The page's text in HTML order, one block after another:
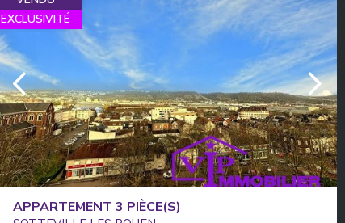
EXCLUSIVITÉ
APPARTEMENT 3 PIÈCE(S)